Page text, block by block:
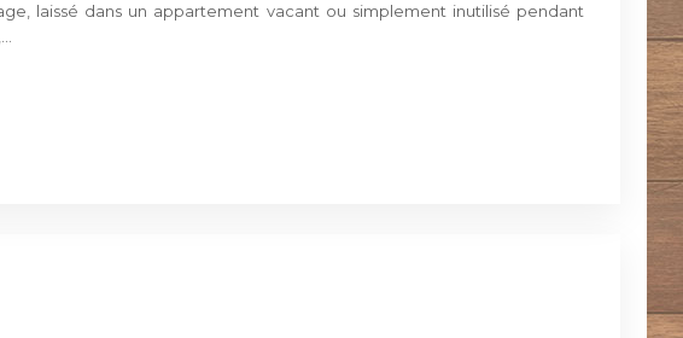
laissé dans un appartement vacant ou simplement inutilisé pendant